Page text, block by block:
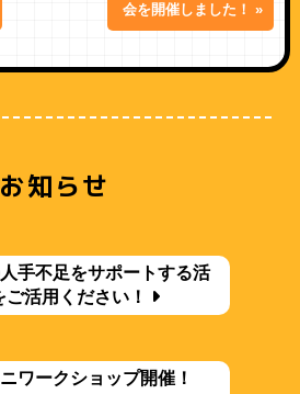
会を開催しました！ »
お知らせ
手不足をサポートする活
活用ください！
ワークショップ開催！